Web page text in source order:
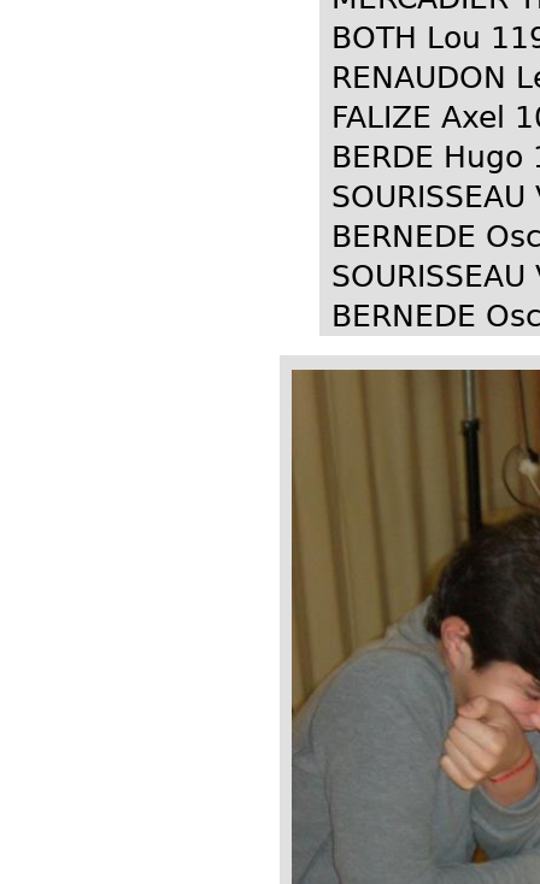
BOTH Lou
RENAUDON
FALIZE Axel
BERDE
BERNEDE
BERNEDE